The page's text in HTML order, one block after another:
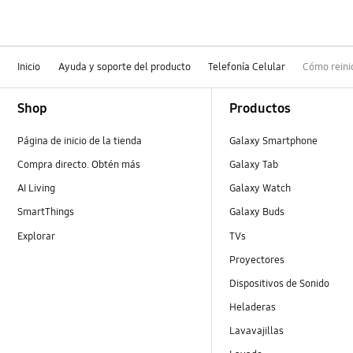
Inicio Ayuda y soporte del producto Telefonía Celular Cómo
Shop
Página de inicio de la tienda
Compra directo. Obtén más
AI Living
SmartThings
Explorar
Productos
Galaxy Smartphone
Galaxy Tab
Galaxy Watch
Galaxy Buds
TVs
Proyectores
Dispositivos de Sonido
Heladeras
Lavavajillas